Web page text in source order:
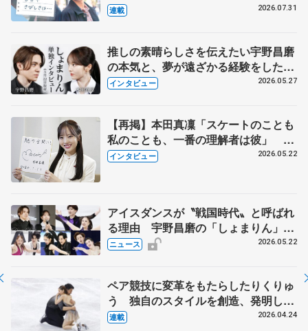
とは 影響あったPIW前キャプテン松
連載 2026.07.31
推しの素晴らしさを伝えたい宇野昌磨
の本気と、夢が遠ざかる経験をした本
田真凜の覚悟
インタビュー 2026.05.27
【再掲】本田真凜「スケートのことも
私のことも、一番の理解者は彼」 引
退時の単独インタビューで語った競技
インタビュー 2026.05.22
アイスダンスが〝戦国時代〟と呼ばれ
る理由 宇野昌磨の「しょまりん」ら
実力者が相次いで参戦 国内の競争激
ニュース 2026.05.22
ペア競技に変革をもたらしたりくりゅ
う 独自のスタイルを創造、発明した
【引退発表後②】
連載 2026.04.24